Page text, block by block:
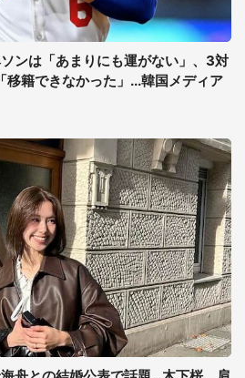
ソンは「あまりにも運がない」、3対
移籍できなかった」...韓国メディア